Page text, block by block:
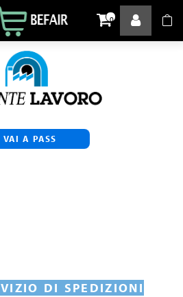
0
VAI A PASS
DI SPEDIZIONI